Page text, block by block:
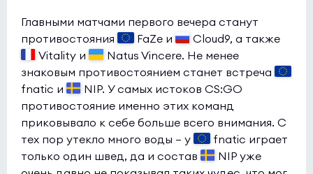
Главными матчами первого вечера станут
противостояния
FaZe и
Cloud9, а также
Vitality и
Natus Vincere. Не менее
знаковым противостоянием станет встреча
fnatic и
NIP. У самых истоков CS:GO
противостояние именно этих команд
приковывало к себе больше всего внимания. С
тех пор утекло много воды — у
fnatic играет
только один швед, да и состав
NIP уже